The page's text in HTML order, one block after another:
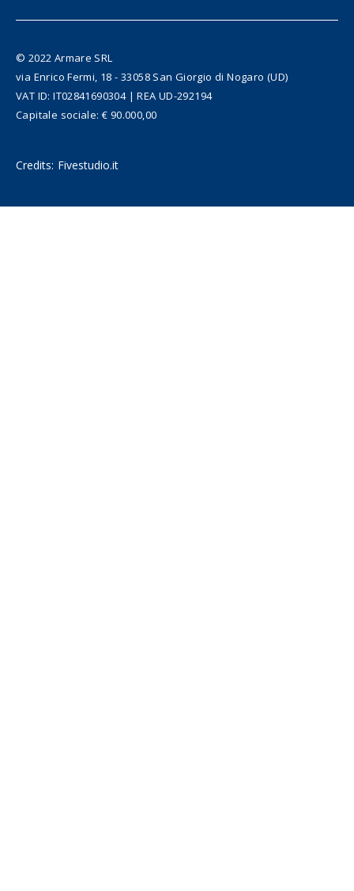
© 2022 Armare SRL
via Enrico Fermi, 18 - 33058 San Giorgio di Nogaro (UD)
VAT ID: IT02841690304 | REA UD-292194
Capitale sociale: € 90.000,00
Credits: Fivestudio.it